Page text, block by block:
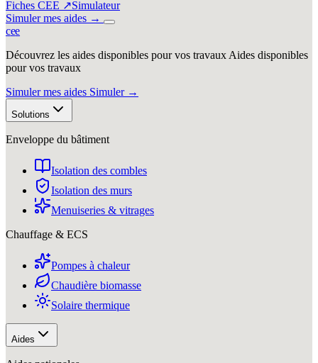
Fiches CEE ↗Simulateur
Simuler mes aides →
cee
Découvrez les aides disponibles pour vos travaux Aides disponibles
pour vos travaux
Simuler mes aides Simuler →
Solutions
Enveloppe du bâtiment
Isolation des combles
Isolation des murs
Menuiseries & vitrages
Chauffage & ECS
Pompes à chaleur
Chaudière biomasse
Solaire thermique
Aides